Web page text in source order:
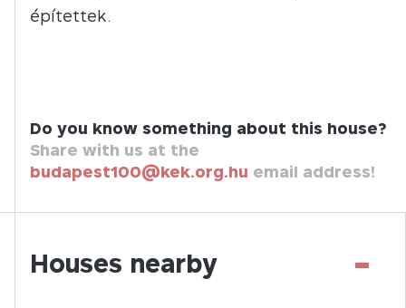
építettek.
Do you know something about this house?
Share with us at the
budapest100@kek.org.hu email address!
Houses nearby -